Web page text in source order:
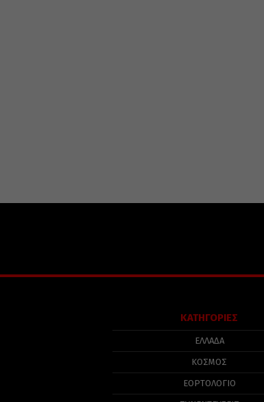
ΚΑΤΗΓΟΡΙΕΣ
ΕΛΛΑΔΑ
ΚΟΣΜΟΣ
ΕΟΡΤΟΛΟΓΙΟ